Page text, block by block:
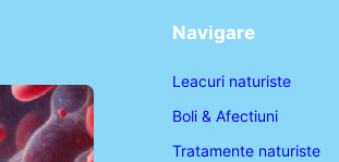
Navigare
Leacuri naturiste
Boli & Afectiuni
Tratamente naturiste